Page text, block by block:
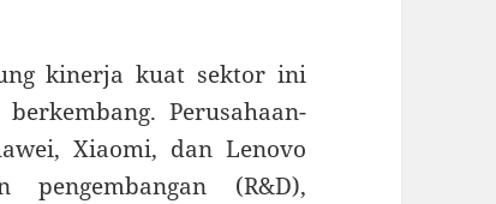
kinerja kuat sektor ini
Perusahaan-
Xiaomi, dan Lenovo
(R&D),